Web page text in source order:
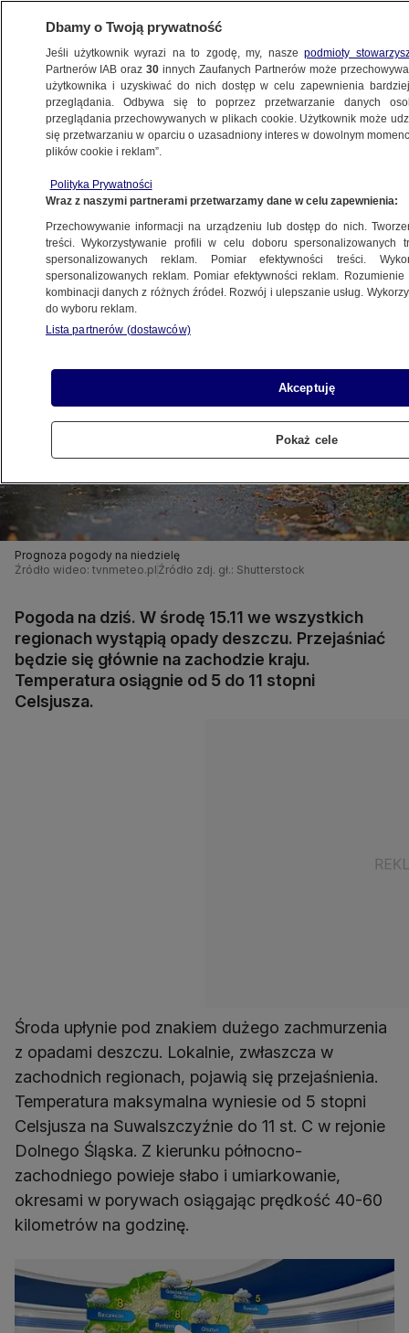
METEO
PROGNOZA
i deszczowo w całym kraju
15.11.2023, 02:00
Udostępnij
Prognoza pogody na niedzielę
Źródło wideo: tvnmeteo.pl Źródło zdj. gł.: Shutterstock
Pogoda na dziś. W środę 15.11 we wszystkich
regionach wystąpią opady deszczu. Przejaśniać
będzie się głównie na zachodzie kraju.
Temperatura osiągnie od 5 do 11 stopni
Celsjusza.
Środa upłynie pod znakiem dużego zachmurzenia
z opadami deszczu. Lokalnie, zwłaszcza w
zachodnich regionach, pojawią się przejaśnienia.
Temperatura maksymalna wyniesie od 5 stopni
Celsjusza na Suwalszczyźnie do 11 st. C w rejonie
Dolnego Śląska. Z kierunku północno-
zachodniego powieje słabo i umiarkowanie,
okresami w porywach osiągając prędkość 40-60
kilometrów na godzinę.
Dbamy o Twoją prywatność
Jeśli użytkownik wyrazi na to zgodę, my, naszepodmioty
Partnerów IAB oraz30 innych Zaufanych Partnerów może
użytkownika i uzyskiwać do nich dostęp w celu zapewnienia
przeglądania. Odbywa się to poprzez przetwarzanie danych
przeglądania przechowywanych w plikach cookie. Użytkownik może
się przetwarzaniu w oparciu o uzasadniony interes w dowolnym
plików cookie i reklam”.
Polityka Prywatności
Wraz z naszymi partnerami przetwarzamy dane w celu zapewnienia:
Przechowywanie informacji na urządzeniu lub dostęp do nich.
treści. Wykorzystywanie profili w celu doboru spersonalizowanych
spersonalizowanych reklam. Pomiar efektywności treści.
spersonalizowanych reklam. Pomiar efektywności reklam.
kombinacji danych z różnych źródeł. Rozwój i ulepszanie usług.
do wyboru reklam.
Lista partnerów (dostawców)
Akceptuję
Pokaż cele